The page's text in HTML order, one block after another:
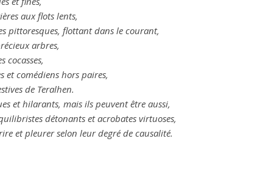
aux flots lents,
pittoresques, flottant dans le courant,
arbres,
cocasses,
et comédiens hors paires,
de Teralhen.
et hilarants, mais ils peuvent être aussi,
détonants et acrobates virtuoses,
et pleurer selon leur degré de causalité.